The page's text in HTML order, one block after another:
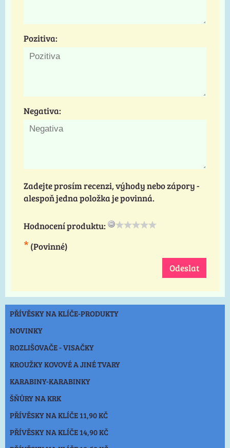
Pozitiva:
Negativa:
Zadejte prosím recenzi, výhody nebo zápory -
alespoň jedna položka je povinná.
Hodnocení produktu:
* (Povinné)
Odeslat
PŘÍVĚSKY NA KLÍČE-PRODUKTY
NOVINKY
ROZLIŠOVAČE - VISAČKY
KROUŽKY KOVOVÉ A JINÉ TVARY
KARABINY-KARABINKY
ŠŇŮRY NA KRK
PŘÍVĚSKY NA KLÍČE 11,90 KČ
PŘÍVĚSKY NA KLÍČE 14,90 KČ